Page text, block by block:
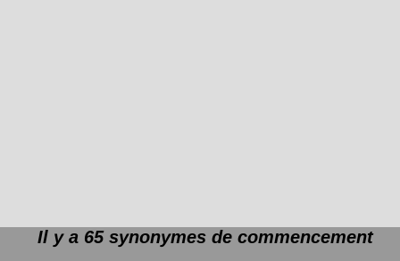
Il y a 65 synonymes de commencement